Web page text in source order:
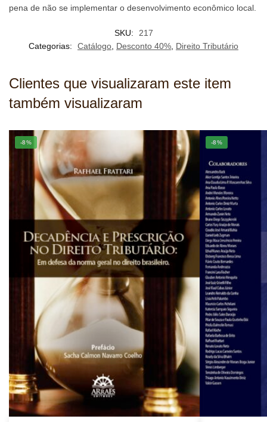
pena de não se implementar o desenvolvimento econômico local.
SKU:
217
Categorias:
Catálogo, Desconto 40%, Direito Tributário
Clientes que visualizaram este item
também visualizaram
-8% -8%